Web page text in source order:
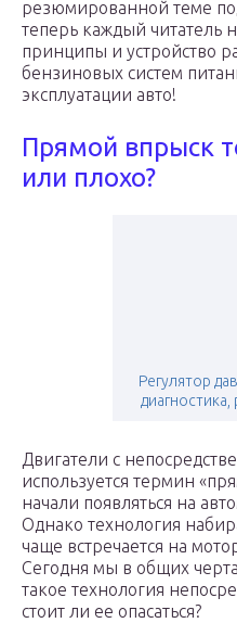
резюмированной теме
теперь каждый читатель
принципы и устройство
бензиновых систем
эксплуатации авто!
Прямой впрыск
или плохо?
Регулятор
Двигатели с
используется термин
начали появляться на
Однако технология
чаще встречается на
Сегодня мы в общих
такое технология
стоит ли ее опасаться?